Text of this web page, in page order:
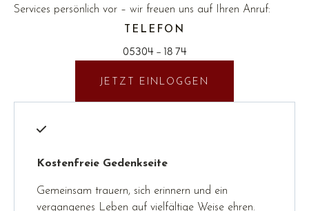
Services persönlich vor – wir freuen uns auf Ihren Anruf:
TELEFON
05304 – 18 74
JETZT EINLOGGEN
Kostenfreie Gedenkseite
Gemeinsam trauern, sich erinnern und ein
vergangenes Leben auf vielfältige Weise ehren.